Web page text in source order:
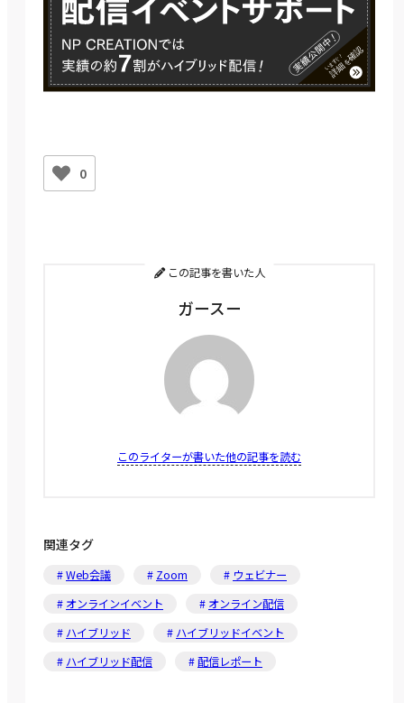
0
この記事を書いた人
ガースー
このライターが書いた他の記事を読む
関連タグ
Web会議 Zoom
ウェビナー
オンラインイベント
オンライン配信
ハイブリッド
ハイブリッドイベント
ハイブリッド配信
配信レポート